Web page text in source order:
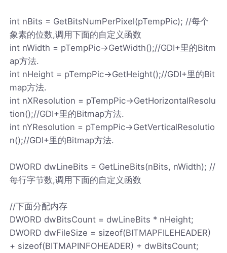
int nBits = GetBitsNumPerPixel(pTempPic); //每个
象素的位数,调用下面的自定义函数
int nWidth = pTempPic->GetWidth();//GDI+里的Bitm
ap方法.
int nHeight = pTempPic->GetHeight();//GDI+里的Bit
map方法.
int nXResolution = pTempPic->GetHorizontalResolu
tion();//GDI+里的Bitmap方法.
int nYResolution = pTempPic->GetVerticalResolutio
n();//GDI+里的Bitmap方法.
DWORD dwLineBits = GetLineBits(nBits, nWidth); //
每行字节数,调用下面的自定义函数
//下面分配内存
DWORD dwBitsCount = dwLineBits * nHeight;
DWORD dwFileSize = sizeof(BITMAPFILEHEADER)
+ sizeof(BITMAPINFOHEADER) + dwBitsCount;